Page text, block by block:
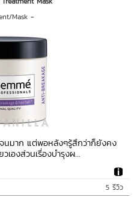
Mask-
นมาก แต่พอหลังๆรู้สึกว่าก็ยังคง
เองส่วนเรื่องบำรุงผ...
5 รีวิว